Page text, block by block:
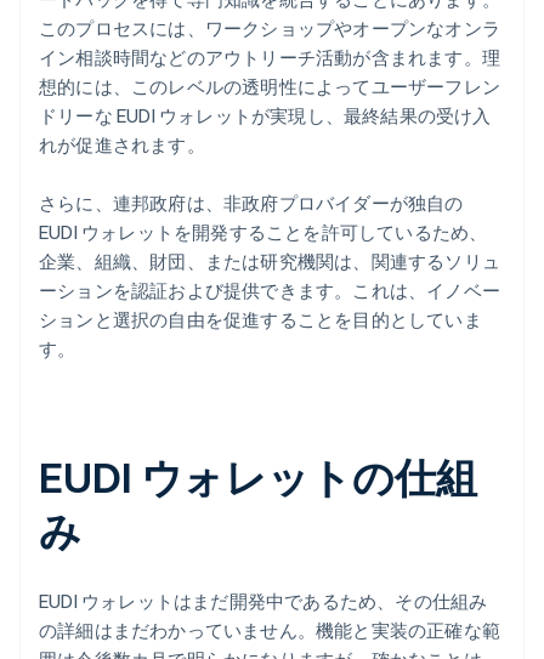
このプロセスには、ワークショップやオープンなオンラ
イン相談時間などのアウトリーチ活動が含まれます。理
想的には、このレベルの透明性によってユーザーフレン
ドリーな EUDI ウォレットが実現し、最終結果の受け入
れが促進されます。
さらに、連邦政府は、非政府プロバイダーが独自の
EUDI ウォレットを開発することを許可しているため、
企業、組織、財団、または研究機関は、関連するソリュ
ーションを認証および提供できます。これは、イノベー
ションと選択の自由を促進することを目的としていま
す。
EUDI ウォレットの仕組
み
EUDI ウォレットはまだ開発中であるため、その仕組み
の詳細はまだわかっていません。機能と実装の正確な範